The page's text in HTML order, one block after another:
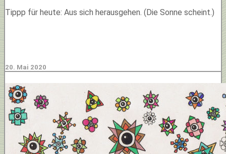
Tippp für heute: Aus sich herausgehen. (Die Sonne scheint.)
20. Mai 2020